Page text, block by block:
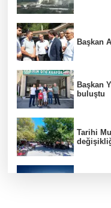
Başkan
Başkan
buluştu
Tarihi